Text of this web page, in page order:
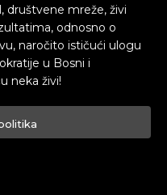
društvene mreže, živi
odnosno o
naročito ističući ulogu
u Bosni i
neka živi!